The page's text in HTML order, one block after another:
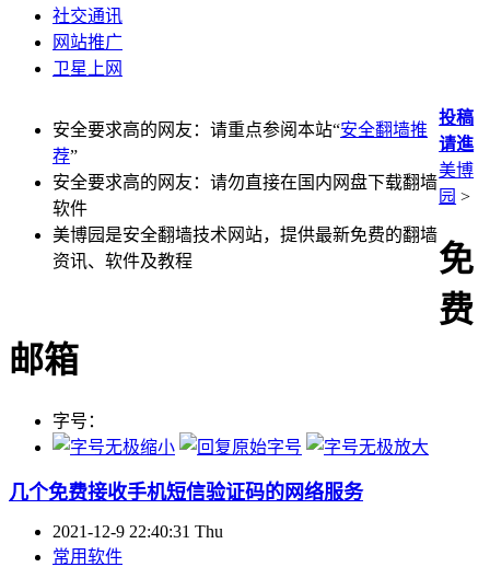
社交通讯
网站推广
卫星上网
安全要求高的网友：请重点参阅本站“安全翻墙推
荐”
安全要求高的网友：请勿直接在国内网盘下载翻墙
软件
美博园是安全翻墙技术网站，提供最新免费的翻墙
资讯、软件及教程
投稿
请進
美博
园 >
免
费
邮箱
字号：
几个免费接收手机短信验证码的网络服务
2021-12-9 22:40:31 Thu
常用软件